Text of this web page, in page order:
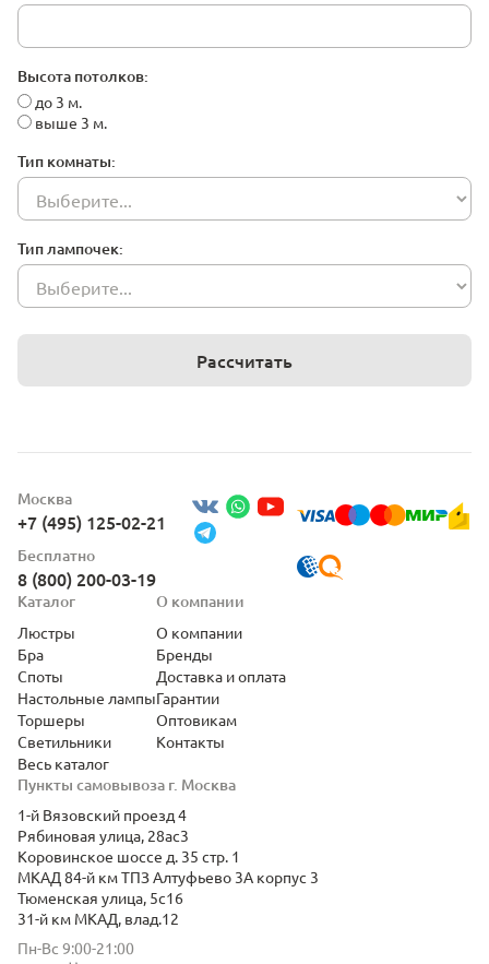
Высота потолков:
до 3 м.
выше 3 м.
Тип комнаты:
Тип лампочек:
Рассчитать
Москва
+7 (495) 125-02-21
Бесплатно
8 (800) 200-03-19
Пункты самовывоза г. Москва
1-й Вязовский проезд 4
Рябиновая улица, 28ас3
Коровинское шоссе д. 35 стр. 1
МКАД 84-й км ТПЗ Алтуфьево 3А корпус 3
Тюменская улица, 5с16
31-й км МКАД, влад.12
Пн-Вс 9:00-21:00
Каталог
Люстры
Бра
Споты
Настольные лампы
Торшеры
Светильники
Весь каталог
О компании
О компании
Бренды
Доставка и оплата
Гарантии
Оптовикам
Контакты